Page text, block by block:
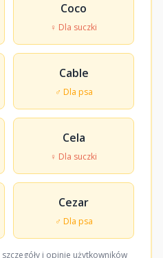
Coco
♀ Dla suczki
Cable
♂ Dla psa
Cela
♀ Dla suczki
Cezar
♂ Dla psa
i opinie użytkowników